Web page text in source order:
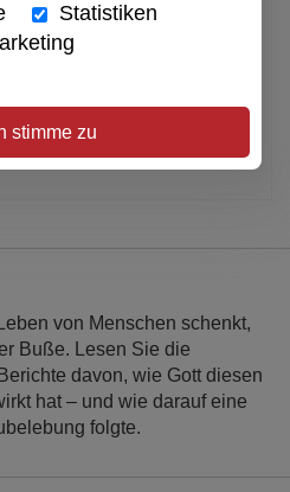
Verfügbar
Artikel merken
von Menschen schenkt,
Buße. Lesen Sie die
davon, wie Gott diesen
hat – und wie darauf eine
folgte.
Statistiken
stimme zu